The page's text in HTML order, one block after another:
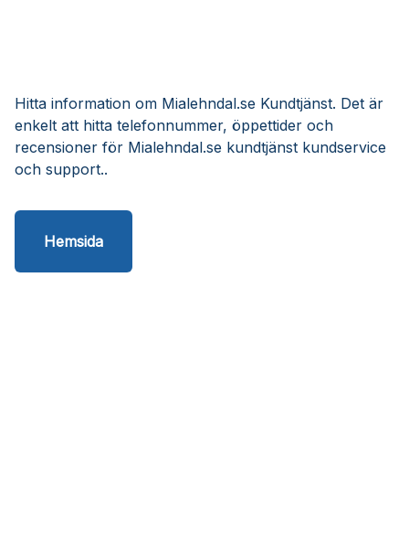
Hitta information om Mialehndal.se Kundtjänst. Det är
enkelt att hitta telefonnummer, öppettider och
recensioner för Mialehndal.se kundtjänst kundservice
och support..
Hemsida